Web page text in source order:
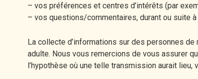
– vos préférences et centres d’intérêts (par
– vos questions/commentaires, durant ou suite
La collecte d’informations sur des personnes
adulte. Nous vous remercions de vous assurer
l’hypothèse où une telle transmission aurait